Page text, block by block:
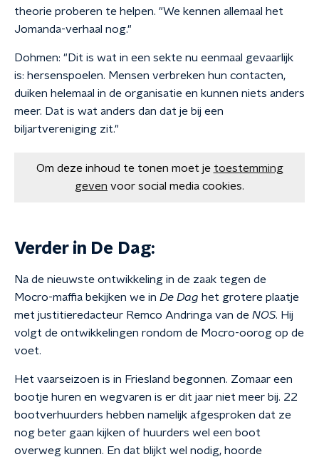
theorie proberen te helpen. "We kennen allemaal het
Jomanda-verhaal nog."
Dohmen: "Dit is wat in een sekte nu eenmaal gevaarlijk
is: hersenspoelen. Mensen verbreken hun contacten,
duiken helemaal in de organisatie en kunnen niets anders
meer. Dat is wat anders dan dat je bij een
biljartvereniging zit."
Om deze inhoud te tonen moet je toestemming
geven voor social media cookies.
Verder in De Dag:
Na de nieuwste ontwikkeling in de zaak tegen de
Mocro-maffia bekijken we in De Dag het grotere plaatje
met justitieredacteur Remco Andringa van de NOS. Hij
volgt de ontwikkelingen rondom de Mocro-oorog op de
voet.
Het vaarseizoen is in Friesland begonnen. Zomaar een
bootje huren en wegvaren is er dit jaar niet meer bij. 22
bootverhuurders hebben namelijk afgesproken dat ze
nog beter gaan kijken of huurders wel een boot
overweg kunnen. En dat blijkt wel nodig, hoorde